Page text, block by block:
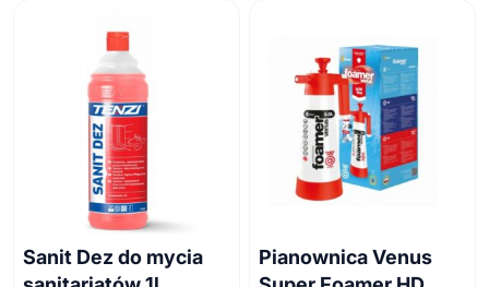
Sanit Dez do mycia
Pianownica Venus